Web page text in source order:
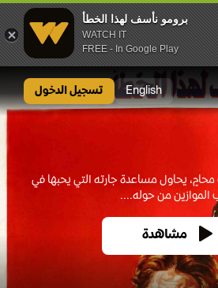
برومو نأسف لهذا الخطأ
WATCH IT
FREE - In Google Play
English تسجيل الدخول
يحاول مساعدة جارته التي يحبها في
الموازين من حوله....
مشاهدة